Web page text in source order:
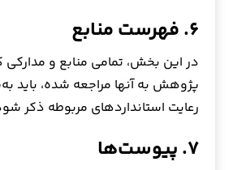
۶. فهرست منابع
در این بخش، تمامی منابع و
پژوهش به آنها مراجعه شده، باید
رعایت استانداردهای مربوطه ذکر
۷. پیوست‌ها